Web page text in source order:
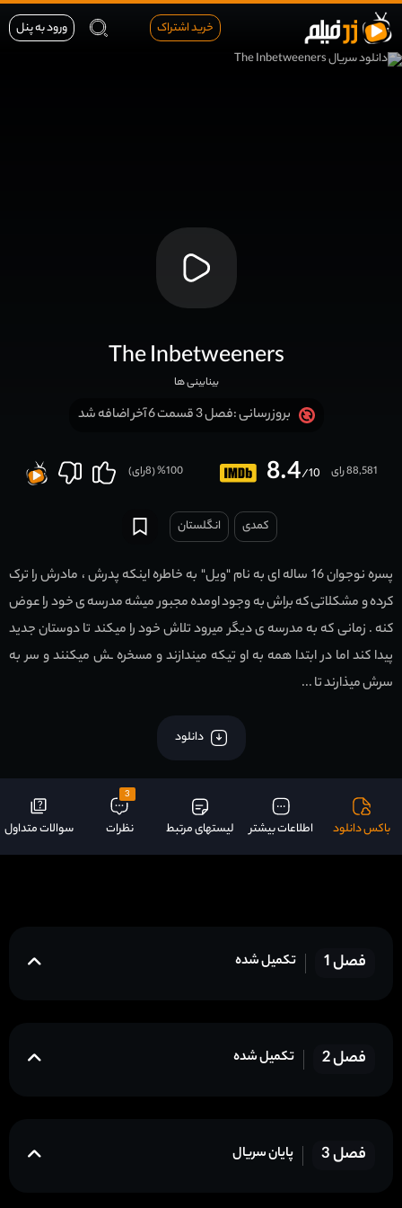
خرید اشتراک ورود به پنل
The Inbetweeners
بینابینی ها
بروزرسانی :فصل 3 قسمت 6 آخر اضافه شد
8.4/10 88,581 رای 100
% (
8رای)
کمدی انگلستان
پسره نوجوان 16 ساله ای به نام "ویل" به خاطره اینکه پدرش ، مادرش را ترک
کرده و مشکلاتی که براش به وجود اومده مجبور میشه مدرسه ی خود را عوض
کنه . زمانی که به مدرسه ی دیگر میرود تلاش خود را میکند تا دوستان جدید
پیدا کند اما در ابتدا همه به او تیکه میندازند و مسخره ـش میکنند و سر به
سرش میذارند تا ...
دانلود
باکس دانلود اطلاعات بیشتر لیستهای مرتبط
3
نظرات سوالات متداول
فصل 1 تکمیل شده
فصل 2 تکمیل شده
فصل 3 پایان سریال